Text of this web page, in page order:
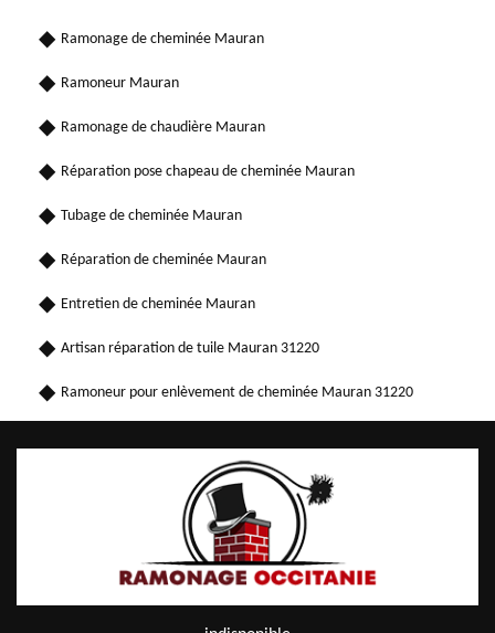
Ramonage de cheminée Mauran
Ramoneur Mauran
Ramonage de chaudière Mauran
Réparation pose chapeau de cheminée Mauran
Tubage de cheminée Mauran
Réparation de cheminée Mauran
Entretien de cheminée Mauran
Artisan réparation de tuile Mauran 31220
Ramoneur pour enlèvement de cheminée Mauran 31220